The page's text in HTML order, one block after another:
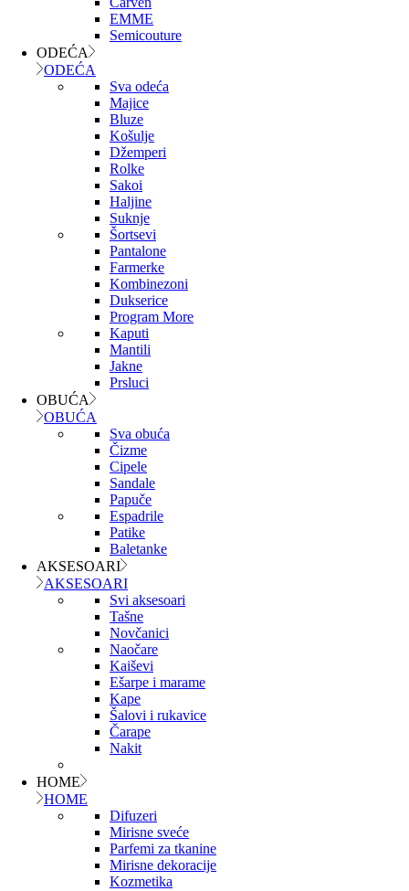
EMME
Semicouture
ODEĆA
ODEĆA
Sva odeća
Majice
Bluze
Košulje
Džemperi
Rolke
Sakoi
Haljine
Suknje
Šortsevi
Pantalone
Farmerke
Kombinezoni
Dukserice
Program More
Kaputi
Mantili
Jakne
Prsluci
OBUĆA
OBUĆA
Sva obuća
Čizme
Cipele
Sandale
Papuče
Espadrile
Patike
Baletanke
AKSESOARI
AKSESOARI
Svi aksesoari
Tašne
Novčanici
Naočare
Kaiševi
Ešarpe i marame
Kape
Šalovi i rukavice
Čarape
Nakit
HOME
HOME
Difuzeri
Mirisne sveće
Parfemi za tkanine
Mirisne dekoracije
Kozmetika